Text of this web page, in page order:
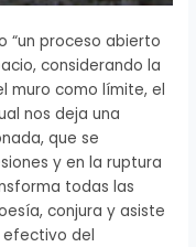
“un proceso abierto
considerando la
muro como límite, el
nos deja una
que se
y en la ruptura
todas las
conjura y asiste
efectivo del